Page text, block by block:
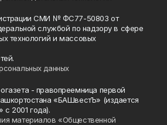
СМИ № ФС77-50803 от
службой по надзору в сфере
технологий и массовых
данных
- правопреемница первой
«БАШвестЪ» (издается
2001 года).
материалов «Общественной